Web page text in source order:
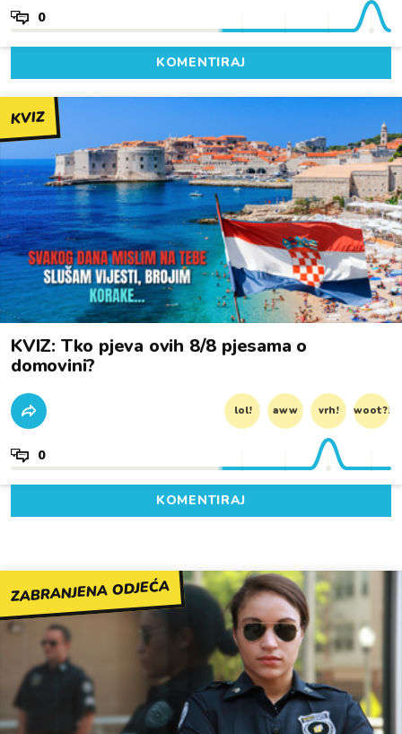
0
KOMENTIRAJ
KVIZ
KVIZ: Tko pjeva ovih 8/8 pjesama o
domovini?
lol! aww vrh! woot?!
0
KOMENTIRAJ
ZABRANJENA ODJEĆA